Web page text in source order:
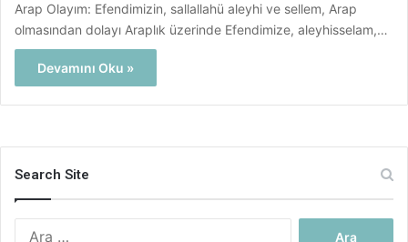
Arap Olayım: Efendimizin, sallallahü aleyhi ve sellem, Arap
olmasından dolayı Araplık üzerinde Efendimize, aleyhisselam,…
Devamını Oku »
Search Site